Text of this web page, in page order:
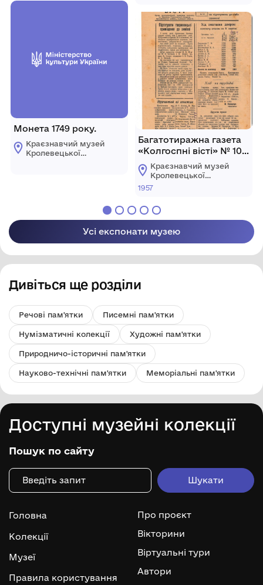
Монета 1749 року.
Краєзнавчий музей
Кролевецької
Багатотиражна газета
«Колгоспні вісті» № 10
від 10 серпня 1957 року .
Краєзнавчий музей
Кролевецької
міської ради
1957
Усі експонати музею
Дивіться ще розділи
Речові пам'ятки Писемні пам'ятки
Нумізматичні колекції Художні пам'ятки
Природничо-історичні пам'ятки
Науково-технічні пам'ятки Меморіальні пам'ятки
Доступні музейні колекції
Пошук по сайту
Головна
Колекції
Музеї
Правила користування
Про проєкт
Вікторини
Віртуальні тури
Автори